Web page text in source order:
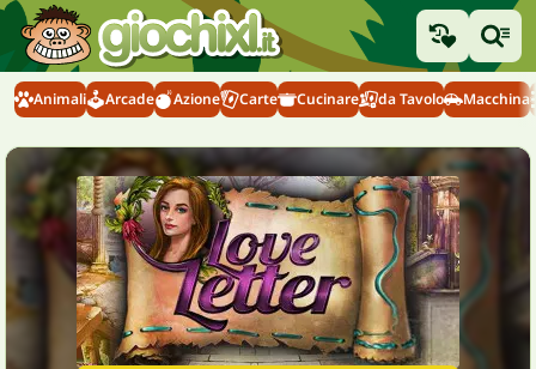
Animali Arcade Azione Carte Cucinare da Tavolo Macchina